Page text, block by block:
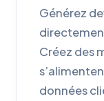
Générez
Créez des
données